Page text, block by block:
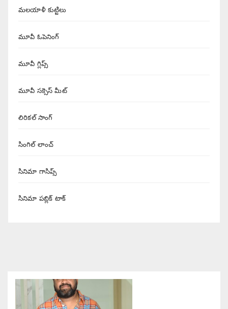
మలయాళీ కుట్టిలు
మూవీ ఓపెనింగ్
మూవీ గ్లిప్స్
మూవీ సక్సెస్ మీట్
లిరికల్ సాంగ్
సింగిల్ లాంచ్
సినిమా గాసిప్స్
సినిమా పబ్లిక్ టాక్